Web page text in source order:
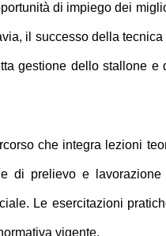
di impiego dei
il successo della
gestione dello stallone e
che integra lezioni
di prelievo e
Le esercitazioni
vigente.